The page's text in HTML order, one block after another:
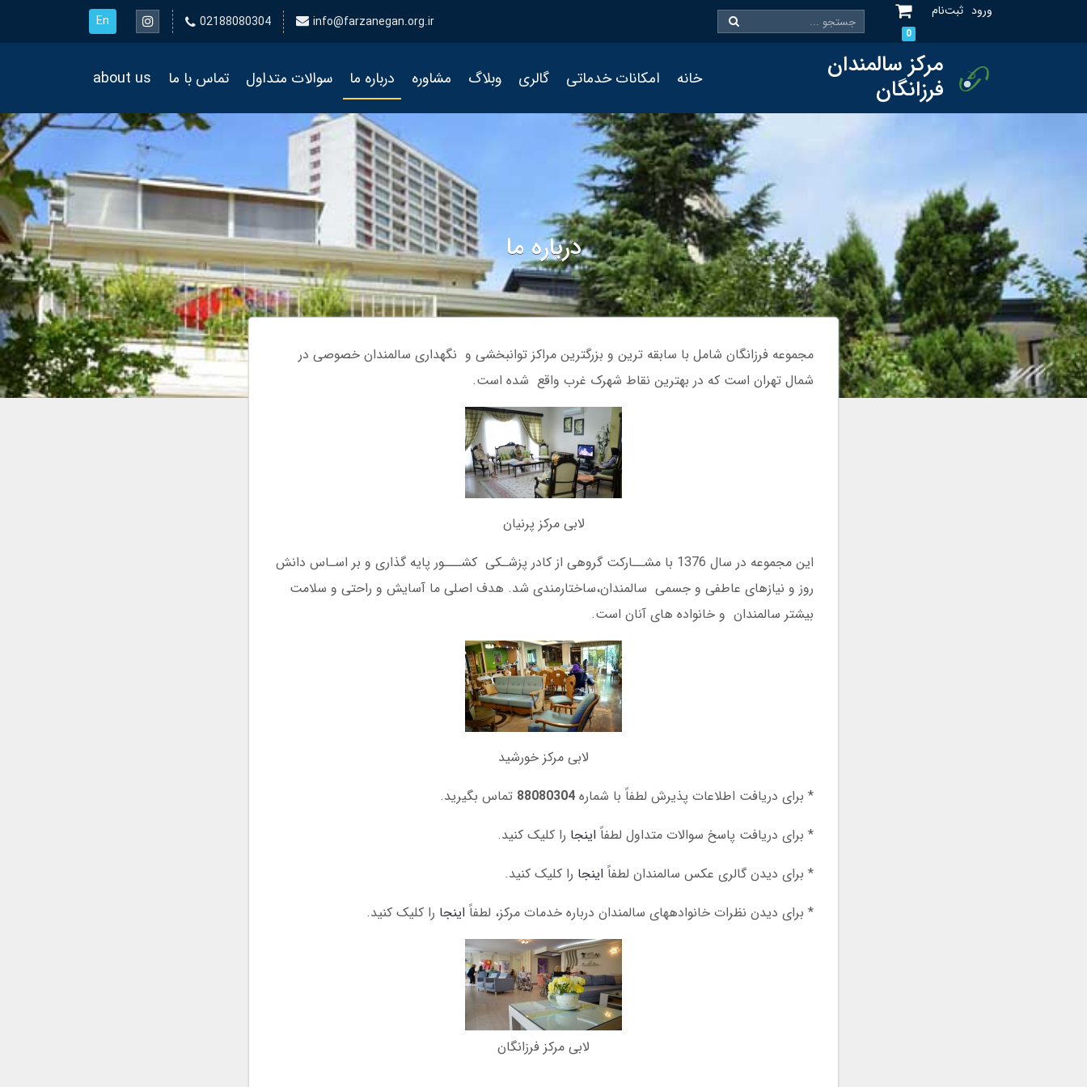
ورود ثبت‌نام
0
En 02188080304 info@farzanegan.org.ir
مرکز سالمندان
فرزانگان خانه امکانات خدماتی گالری وبلاگ مشاوره درباره ما سوالات متداول تماس با ما about us
درباره ما
مجموعه فرزانگان شامل با سابقه ترین و بزرگترین مراکز توانبخشی و نگهداری سالمندان خصوصی در
شمال تهران است که در بهترین نقاط شهرک غرب واقع شده است.
لابی مرکز پرنیان
این مجموعه در سال 1376 با مشــارکت گروهی از کادر پزشـکی کشـــور پایه گذاری و بر اسـاس دانش
روز و نیازهای عاطفی و جسمی سالمندان،ساختارمندی شد. هدف اصلی ما آسایش و راحتی و سلامت
بیشتر سالمندان و خانواده های آنان است.‏
لابی مرکز خورشید
* برای دریافت اطلاعات پذیرش لطفاً با شماره 88080304 تماس بگیرید.
* برای دریافت پاسخ سوالات متداول لطفاً اینجا را کلیک کنید.
* برای دیدن گالری عکس سالمندان لطفاً اینجا را کلیک کنید.
* برای دیدن نظرات خانواده‎های سالمندان درباره خدمات مرکز، لطفاً
اینجا را کلیک کنید.
لابی مرکز فرزانگان